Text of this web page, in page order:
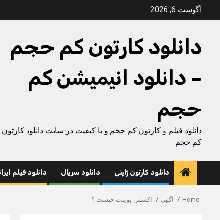
آگوست 6, 2026
دانلود کارتون کم حجم
– دانلود انیمیشن کم
حجم
دانلود فیلم و کارتون کم حجم و با کیفیت در سایت دانلود کارتون
کم حجم
دانلود کارتون ژاپنی دانلود سریال دانلود فیلم
Home اگهی اکسس پوینت چیست ؟